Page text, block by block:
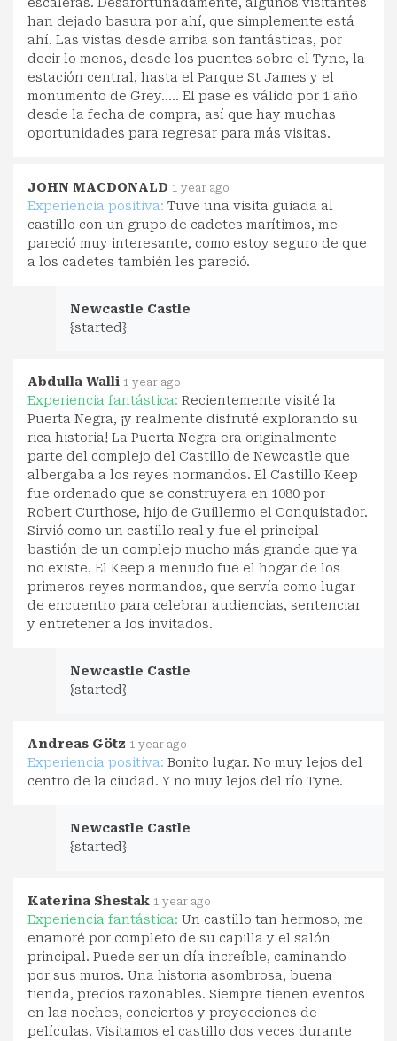
han dejado basura por ahí, que simplemente está
ahí. Las vistas desde arriba son fantásticas, por
decir lo menos, desde los puentes sobre el Tyne, la
estación central, hasta el Parque St James y el
monumento de Grey..... El pase es válido por 1 año
desde la fecha de compra, así que hay muchas
oportunidades para regresar para más visitas.
JOHN MACDONALD 1 year ago
Experiencia positiva: Tuve una visita guiada al
castillo con un grupo de cadetes marítimos, me
pareció muy interesante, como estoy seguro de que
a los cadetes también les pareció.
Newcastle Castle
{started}
Abdulla Walli 1 year ago
Experiencia fantástica: Recientemente visité la
Puerta Negra, ¡y realmente disfruté explorando su
rica historia! La Puerta Negra era originalmente
parte del complejo del Castillo de Newcastle que
albergaba a los reyes normandos. El Castillo Keep
fue ordenado que se construyera en 1080 por
Robert Curthose, hijo de Guillermo el Conquistador.
Sirvió como un castillo real y fue el principal
bastión de un complejo mucho más grande que ya
no existe. El Keep a menudo fue el hogar de los
primeros reyes normandos, que servía como lugar
de encuentro para celebrar audiencias, sentenciar
y entretener a los invitados.
Newcastle Castle
{started}
Andreas Götz 1 year ago
Experiencia positiva: Bonito lugar. No muy lejos del
centro de la ciudad. Y no muy lejos del río Tyne.
Newcastle Castle
{started}
Katerina Shestak 1 year ago
Experiencia fantástica: Un castillo tan hermoso, me
enamoré por completo de su capilla y el salón
principal. Puede ser un día increíble, caminando
por sus muros. Una historia asombrosa, buena
tienda, precios razonables. Siempre tienen eventos
en las noches, conciertos y proyecciones de
películas. Visitamos el castillo dos veces durante